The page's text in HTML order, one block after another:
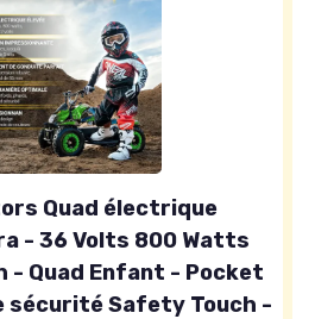
Quad électrique
- 36 Volts 800 Watts
- Quad Enfant - Pocket
sécurité Safety Touch -